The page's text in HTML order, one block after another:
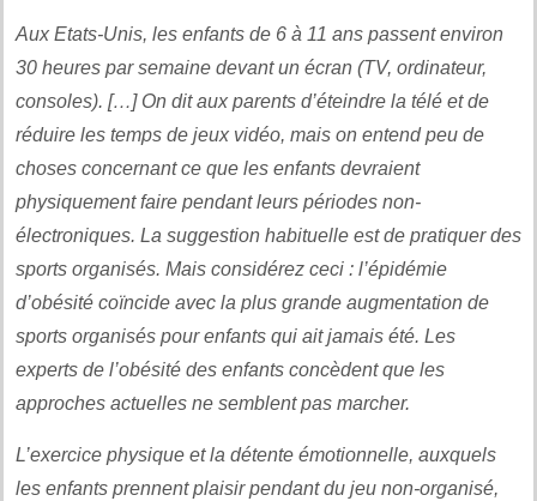
Aux Etats-Unis, les enfants de 6 à 11 ans passent environ
30 heures par semaine devant un écran (TV, ordinateur,
consoles). […] On dit aux parents d’éteindre la télé et de
réduire les temps de jeux vidéo, mais on entend peu de
choses concernant ce que les enfants devraient
physiquement faire pendant leurs périodes non-
électroniques. La suggestion habituelle est de pratiquer des
sports organisés. Mais considérez ceci : l’épidémie
d’obésité coïncide avec la plus grande augmentation de
sports organisés pour enfants qui ait jamais été. Les
experts de l’obésité des enfants concèdent que les
approches actuelles ne semblent pas marcher.
L’exercice physique et la détente émotionnelle, auxquels
les enfants prennent plaisir pendant du jeu non-organisé,